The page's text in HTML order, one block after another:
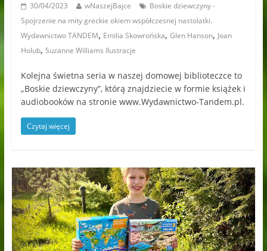
30/04/2023 wNaszejBajce
Boskie dziewczyny -
Spojrzenie na mity greckie okiem współczesnej nastolatki.
Wydawnictwo TANDEM, Emilia Skowrońska, Glen Hanson, Joan
Holub, Suzanne Williams Ilustracje
Kolejna świetna seria w naszej domowej biblioteczce to
„Boskie dziewczyny”, którą znajdziecie w formie książek i
audiobooków na stronie www.Wydawnictwo-Tandem.pl.
Czytaj więcej